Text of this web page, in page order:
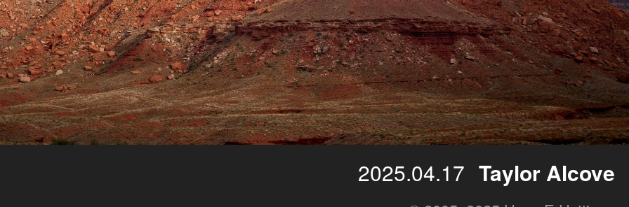
Taylor Alcove
2025.04.17